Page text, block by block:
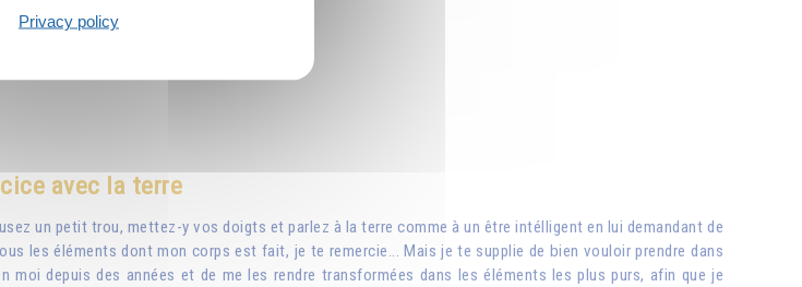
39.00CHF
avec la terre
un petit trou, mettez-y vos doigts et parlez à la terre comme à un être intélligent en lui demandant de
les éléments dont mon corps est fait, je te remercie... Mais je te supplie de bien vouloir prendre dans
depuis des années et de me les rendre transformées dans les éléments les plus purs, afin que je
Privacy policy